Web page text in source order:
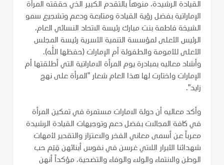
القيادة الرشيدة، منوهاً بالتقدم الكبير الذي حققته المرأة
الإماراتية بفضل رؤية القيادة ومتابعة ودعم وتشجيع سمو
الشيخة فاطمة بنت مبارك رئيسة الاتحاد النسائي العام،
الرئيس الأعلى لمؤسسة التنمية الأسرية رئيسة المجلس
الأعلى للأمومة والطفولة أم الإمارات (حفظها الله).
وأشاد معاليه بمبادرة يوم المرأة الاماراتية التي أطلقتها أم
الإمارات واختارت لها هذا العام شعار "المرأة على نهج
زايد".
وأكد معاليه أن دولة الامارات مستمرة في تمكين المرأة
في كافة المجالات بفضل دعم وتوجيهات القيادة الرشيدة
معرباً عن أسمى معاني الفخر والاعتزاز والتقدير لأمهات
شهدائنا الأبرار اللاتي غرسن في نفوس أبنائهن قِيَم حب
الوطن والانتماء والولاء والوفاء والتضحية، مؤكداً أنهن